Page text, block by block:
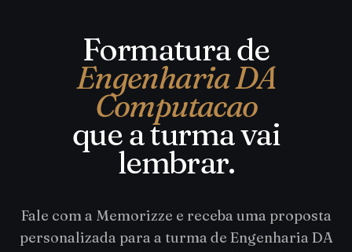
Formatura de
Engenharia DA
Computacao
que a turma vai
lembrar.
Fale com a Memorizze e receba uma proposta
personalizada para a turma de Engenharia DA